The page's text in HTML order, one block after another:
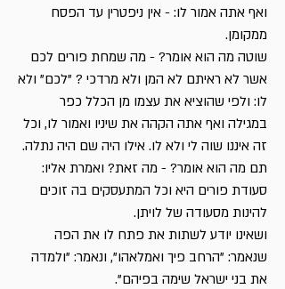
ואף אתה אמור לו: - אין ניפטרין עד הפסח
ממקומן.
שוטה מה הוא אומר? - מה שמחת פורים לכם
אשר לא ראיתם לא המן ולא מרדכי ? "לכם" ולא
לו: ולפי שהוציא את עצמו מן הכלל כפר
במגילה ואף אתה הקהה את שיניו ואמור לו, וכל
זה איננו שוה לי ולא לו. אילו היה שם היה נתלה.
תם מה הוא אומר? - מה זאת? ואמרת אליו:
סעודת פורים היא וכל המתעסקים בה זוכים
להינות מסעודה של לויתן.
ושאינו יודע לשתות את פתח לו את הפה
שנאמר: "הרחב פיך ואמלאהו", ונאמר: "ולמדה
את בני ישראל שימה בפיהם".